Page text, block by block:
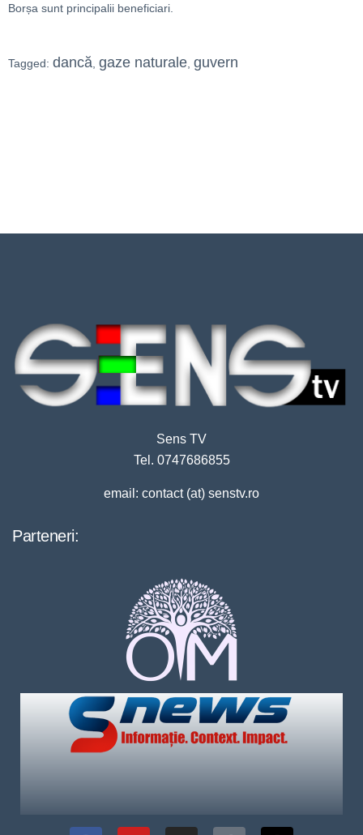
Borșa sunt principalii beneficiari.
Tagged: dancă gaze naturale guvern
Sens TV
Tel. 0747686855
email: contact (at) senstv.ro
Parteneri: